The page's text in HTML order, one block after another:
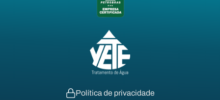
Política de privacidade